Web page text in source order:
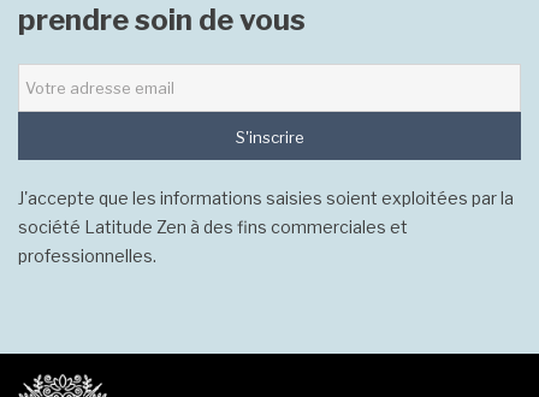
prendre soin de vous
S'inscrire
J'accepte que les informations saisies soient exploitées par la
société Latitude Zen à des fins commerciales et
professionnelles.